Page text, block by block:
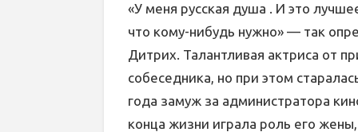
«У меня русская душа . И это
что кому-нибудь нужно» — так
Дитрих. Талантливая актриса от
собеседника, но при этом
года замуж за администратора
конца жизни играла роль его